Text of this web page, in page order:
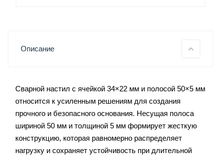
Описание
Сварной настил с ячейкой 34×22 мм и полосой 50×5 мм
относится к усиленным решениям для создания
прочного и безопасного основания. Несущая полоса
шириной 50 мм и толщиной 5 мм формирует жесткую
конструкцию, которая равномерно распределяет
нагрузку и сохраняет устойчивость при длительной